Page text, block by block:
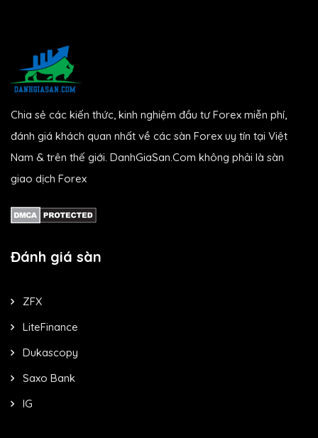
Chia sẻ các kiến thức, kinh nghiệm đầu tư Forex miễn phí,
đánh giá khách quan nhất về các sàn Forex uy tín tại Việt
Nam & trên thế giới. DanhGiaSan.Com không phải là sàn
giao dịch Forex
Đánh giá sàn
ZFX
LiteFinance
Dukascopy
Saxo Bank
IG